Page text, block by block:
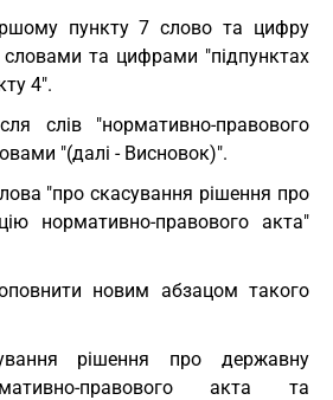
пункту 7 слово та цифру
словами та цифрами "підпунктах
4".
слів "нормативно-правового
"(далі - Висновок)".
"про скасування рішення про
нормативно-правового акта"
новим абзацом такого
рішення про державну
правового акта та